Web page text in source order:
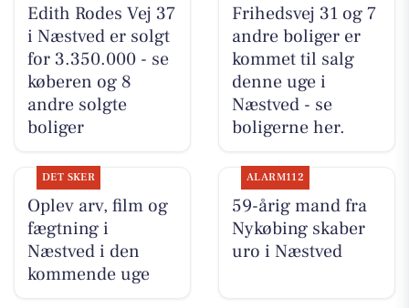
Edith Rodes Vej 37
i Næstved er solgt
for 3.350.000 - se
køberen og 8
andre solgte
boliger
Frihedsvej 31 og 7
andre boliger er
kommet til salg
denne uge i
Næstved - se
boligerne her.
DET SKER
Oplev arv, film og
fægtning i
Næstved i den
kommende uge
ALARM112
59-årig mand fra
Nykøbing skaber
uro i Næstved